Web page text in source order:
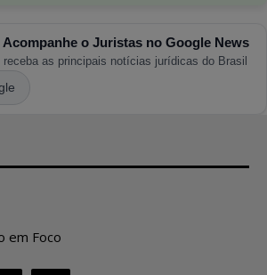
Acompanhe o Juristas no Google News
receba as principais notícias jurídicas do Brasil
em Foco